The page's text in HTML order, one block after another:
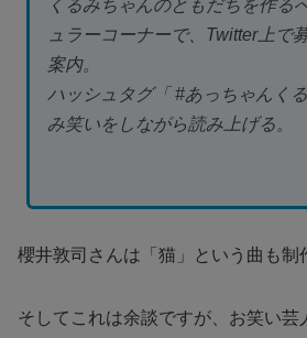
くるみちゃんのともだちを作る
ュラーコーナーで、Twitter上で
案内。
ハッシュタグ「 #あっちゃんく
み笑いをしながら読み上げる。
櫻井敦司さんは「猫」という曲も制
そしてこれは余談ですが、お笑い芸